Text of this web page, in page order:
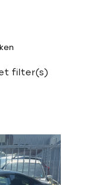
filter(s)